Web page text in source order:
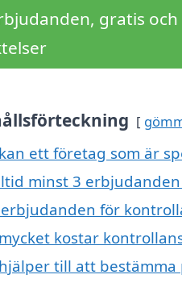
gratis
ett företag som är
minst 3
erbjudanden för
kostar
till att